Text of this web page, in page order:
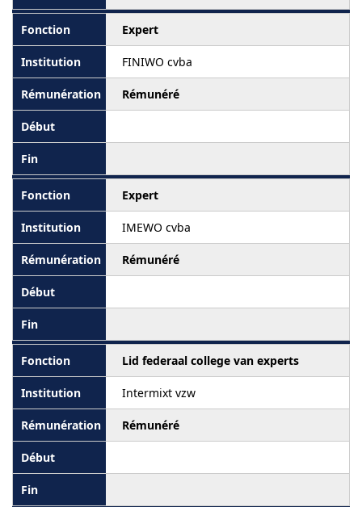
Expert
FINIWO cvba
Rémunéré
Expert
IMEWO cvba
Rémunéré
Lid federaal college van experts
Intermixt vzw
Rémunéré